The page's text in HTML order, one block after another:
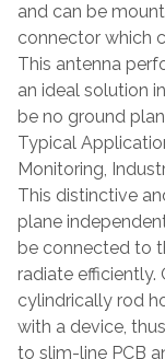
and can be
connector which
This antenna
an ideal solution
be no ground
Typical
Monitoring,
This distinctive
plane
be connected to
radiate efficiently.
cylindrically rod
with a device,
to slim-line PCB